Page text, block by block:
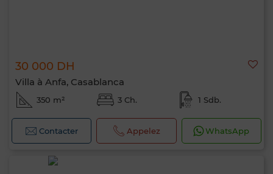
30 000 DH
Villa à Anfa, Casablanca
350 m² 3 Ch. 1 Sdb.
Contacter Appelez WhatsApp